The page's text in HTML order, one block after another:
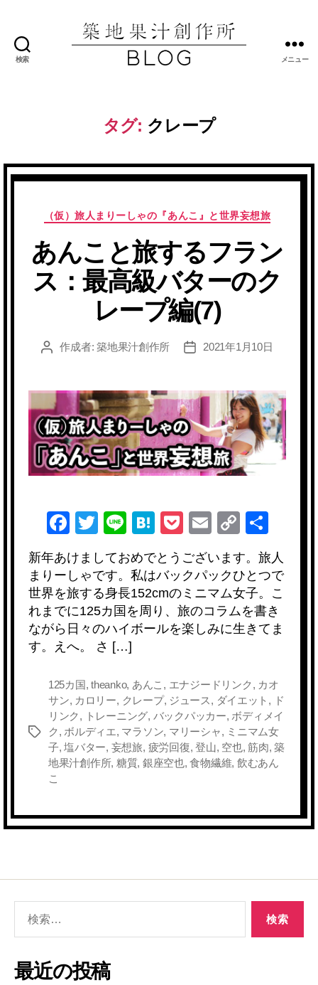
検索
汁
創
所
ブ
グ
メニュー
タグ: クレープ
カ
ゴ
リ
ー
（仮）旅人まりーしゃの『あんこ』と世界妄想旅
あんこと旅するフラン
ス：最高級バターのク
レープ編(7)
投
作成者:築地果汁創作所
投
2021年1月10日
F
a
c
e
b
o
o
k
T
wi
tt
er
Li
n
e
H
at
e
n
a
P
o
ck
et
E
m
ail
C
p
y
Li
n
有
新年あけましておめでとうございます。旅人
まりーしゃです。私はバックパックひとつで
世界を旅する身長152cmのミニマム女子。こ
れまでに125カ国を周り、旅のコラムを書き
ながら日々のハイボールを楽しみに生きてま
す。えへ。 さ […]
タ
125カ国 ,theanko, あんこ , エナジードリンク , カオ
サン, カロリー, クレープ, ジュース, ダイエット , ド
リンク , トレーニング, バックパッカー,ボディメイ
ク ,ボルディエ, マラソン, マリーシャ, ミニマム女
子,塩バター, 妄想旅, 疲労回復, 登山, 空也, 筋肉, 築
地果汁創作所, 糖質, 銀座空也,食物繊維, 飲むあん
こ
象:
最近の投稿